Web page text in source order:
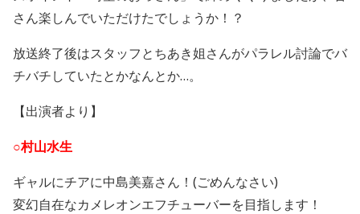
さん楽しんでいただけたでしょうか！？
放送終了後はスタッフとちあき姐さんがパラレル討論でバ
チバチしていたとかなんとか…。
【出演者より】
○村山水生
ギャルにチアに中島美嘉さん！(ごめんなさい)
変幻自在なカメレオンエフチューバーを目指します！